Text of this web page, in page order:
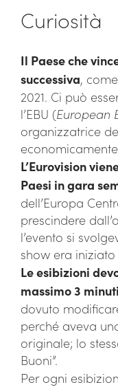
Curiosità
Il Paese che
successiva,
2021. Ci può
l’EBU (European
organizzatrice
L’Eurovision
Paesi in gara
dell’Europa
prescindere
l’evento si
show era
Le esibizioni
massimo 3
dovuto
perché aveva
originale; lo
Buoni”.
Per ogni